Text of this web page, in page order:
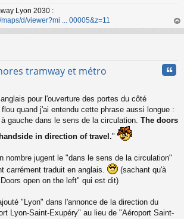
Lyon 2030 :
d/viewer?mi ... 00005&z=11
au
tramway et métro
pour l'ouverture des portes du côté
quand j'ai entendu cette phrase aussi longue :
gauche dans le sens de la circulation. The doors
in direction of travel."
nombre jugent le "dans le sens de la circulation"
carrément traduit en anglais.
(sachant qu'à
open on the left" qui est dit)
"Lyon" dans l'annonce de la direction du
Lyon-Saint-Exupéry" au lieu de "Aéroport Saint-